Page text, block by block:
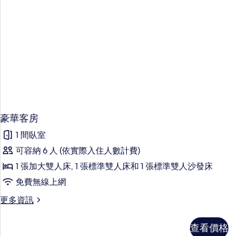
豪華客房
1 間臥室
可容納 6 人 (依實際入住人數計費)
1 張加大雙人床, 1 張標準雙人床和 1 張標準雙人沙發床
免費無線上網
更多資訊
更
查看價格